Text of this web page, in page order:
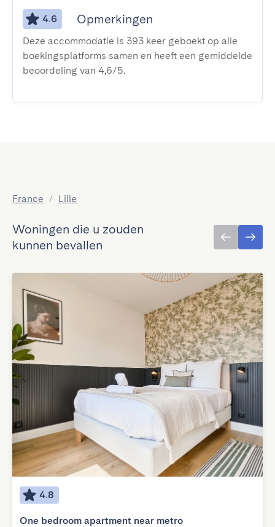
4.6 Opmerkingen
Deze accommodatie is 393 keer geboekt op alle
boekingsplatforms samen en heeft een gemiddelde
beoordeling van 4,6/5.
France / Lille
Woningen die u zouden
kunnen bevallen
4.8
One bedroom apartment near metro